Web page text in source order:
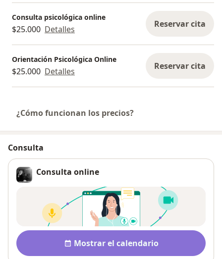
Consulta psicológica online
$25.000 Detalles Reservar cita
Orientación Psicológica Online
$25.000 Detalles Reservar cita
¿Cómo funcionan los precios?
Consulta
Consulta online
Disponibilidad
Mostrar el calendario